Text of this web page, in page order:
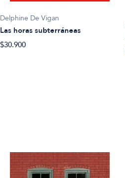
Delphine De Vigan
Las horas subterráneas
$30.900